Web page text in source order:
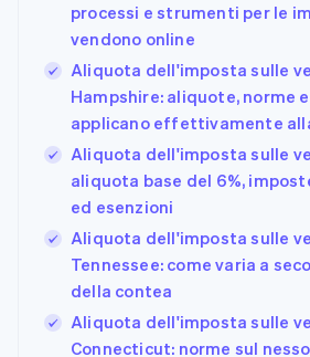
processi e strumenti per le
vendono online
Aliquota dell'imposta sulle
Hampshire: aliquote, norme
applicano effettivamente
Aliquota dell'imposta sulle
aliquota base del 6%,
ed esenzioni
Aliquota dell'imposta sulle
Tennessee: come varia a
della contea
Aliquota dell'imposta sulle
Connecticut: norme sul